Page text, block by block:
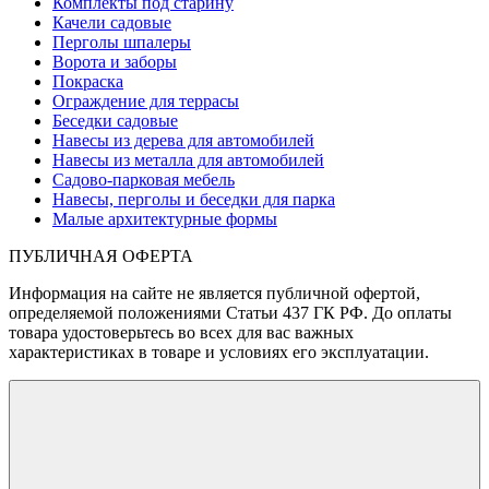
Качели садовые
Перголы шпалеры
Ворота и заборы
Покраска
Ограждение для террасы
Беседки садовые
Навесы из дерева для автомобилей
Навесы из металла для автомобилей
Садово-парковая мебель
Навесы, перголы и беседки для парка
Малые архитектурные формы
ПУБЛИЧНАЯ ОФЕРТА
Информация на сайте не является публичной офертой,
определяемой положениями Статьи 437 ГК РФ. До оплаты
товара удостоверьтесь во всех для вас важных
характеристиках в товаре и условиях его эксплуатации.